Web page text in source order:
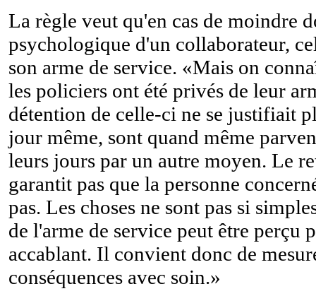
La règle veut qu'en cas de moindre
psychologique d'un collaborateur,
son arme de service. «Mais on
les policiers ont été privés de leur
détention de celle-ci ne se justifiait
jour même, sont quand même
leurs jours par un autre moyen. Le
garantit pas que la personne
pas. Les choses ne sont pas si
de l'arme de service peut être perçu
accablant. Il convient donc de
conséquences avec soin.»